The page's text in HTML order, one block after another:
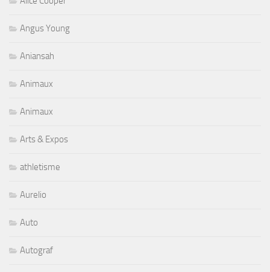
Angus Young
Aniansah
Animaux
Animaux
Arts & Expos
athletisme
Aurelio
Auto
Autograf